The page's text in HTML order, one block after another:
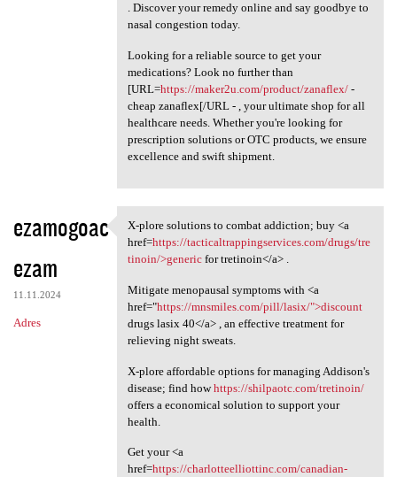
. Discover your remedy online and say goodbye to
nasal congestion today.
Looking for a reliable source to get your
medications? Look no further than
[URL=https://maker2u.com/product/zanaflex/-
cheap zanaflex[/URL - , your ultimate shop for all
healthcare needs. Whether you're looking for
prescription solutions or OTC products, we ensure
excellence and swift shipment.
ezamogoac
ezam
11.11.2024
Adres
X-plore solutions to combat
X-plore solutions to combat addiction; buy <a
href=https://tacticaltrappingservices.com/drugs/tre
tinoin/>genericfor tretinoin</a> .
Mitigate menopausal symptoms with <a
href="https://mnsmiles.com/pill/lasix/">discount
drugs lasix 40</a> , an effective treatment for
relieving night sweats.
X-plore affordable options for managing Addison's
disease; find howhttps://shilpaotc.com/tretinoin/
offers a economical solution to support your
health.
Get your <a
href=https://charlotteelliottinc.com/canadian-